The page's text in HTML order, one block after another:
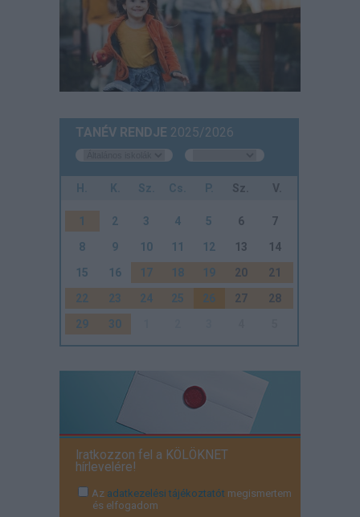
TANÉV RENDJE 2025/2026
H. K. Sz. Cs. P. Sz. V.
1 2 3 4 5 6
7
8
9 10 11 12 13
14
15
16 17 18 19 20
21
22
23 24 25 26 27
28
29
30
Iratkozzon fel a KÖLÖKNET
hírlevelére!
Az adatkezelési tájékoztatót megismertem
és elfogadom